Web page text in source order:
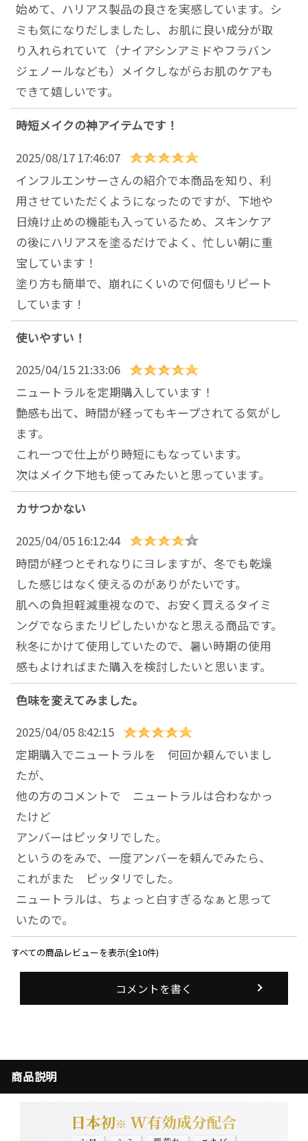
始めて、ハリアス製品の良さを実感しています。シ
ミも気になりだしましたし、お肌に良い成分が取
り入れられていて（ナイアシンアミドやフラバン
ジェノールなども）メイクしながらお肌のケアも
できて嬉しいです。
時短メイクの神アイテムです！
2025/08/17 17:46:07
インフルエンサーさんの紹介で本商品を知り、利
用させていただくようになったのですが、下地や
日焼け止めの機能も入っているため、スキンケア
の後にハリアスを塗るだけでよく、忙しい朝に重
宝しています！
塗り方も簡単で、崩れにくいので何個もリピート
しています！
使いやすい！
2025/04/15 21:33:06
ニュートラルを定期購入しています！
艶感も出て、時間が経ってもキープされてる気がし
ます。
これ一つで仕上がり時短にもなっています。
次はメイク下地も使ってみたいと思っています。
カサつかない
2025/04/05 16:12:44
時間が経つとそれなりにヨレますが、冬でも乾燥
した感じはなく使えるのがありがたいです。
肌への負担軽減重視なので、お安く買えるタイミ
ングでならまたリピしたいかなと思える商品です。
秋冬にかけて使用していたので、暑い時期の使用
感もよければまた購入を検討したいと思います。
色味を変えてみました。
2025/04/05 8:42:15
定期購入でニュートラルを 何回か頼んでいまし
たが、
他の方のコメントで ニュートラルは合わなかっ
たけど
アンバーはピッタリでした。
というのをみで、一度アンバーを頼んでみたら、
これがまた ピッタリでした。
ニュートラルは、ちょっと白すぎるなぁと思って
いたので。
すべての商品レビューを表示(全10件)
コメントを書く
商品説明